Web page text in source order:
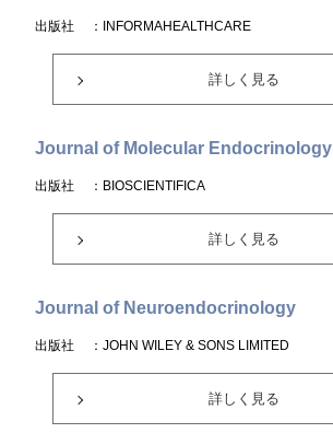
出版社 ：INFORMAHEALTHCARE
詳しく見る
Journal of Molecular Endocrinology
出版社 ：BIOSCIENTIFICA
詳しく見る
Journal of Neuroendocrinology
出版社 ：JOHN WILEY & SONS LIMITED
詳しく見る